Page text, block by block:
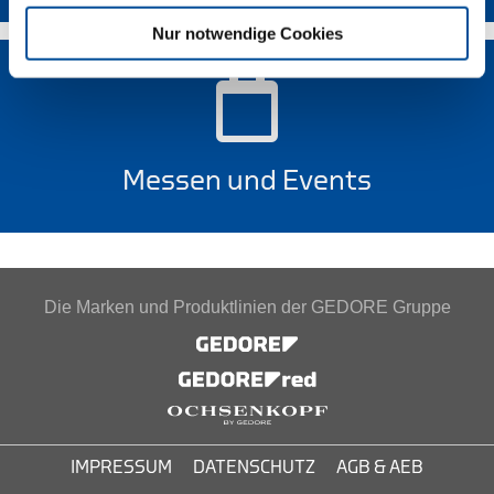
Nur notwendige Cookies
Messen und Events
Die Marken und Produktlinien der GEDORE Gruppe
IMPRESSUM DATENSCHUTZ AGB & AEB